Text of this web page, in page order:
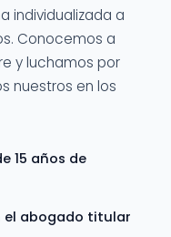
individualizada a
Conocemos a
y luchamos por
nuestros en los
15 años de
abogado titular